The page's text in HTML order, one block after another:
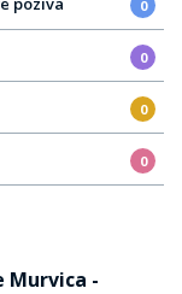
0
0
0
0
Murvica -